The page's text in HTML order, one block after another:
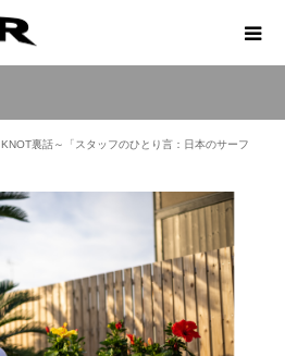
KNOT裏話～「スタッフのひとり言：日本のサーフ